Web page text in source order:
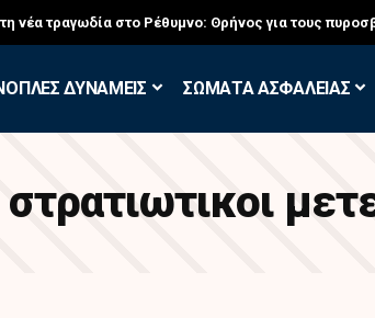
νέα τραγωδία στο Ρέθυμνο: Θρήνος για τους
ΔΥΝΑΜΕΙΣ ΣΩΜΑΤΑ ΑΣΦΑΛΕΙΑΣ
στρατιωτικοι